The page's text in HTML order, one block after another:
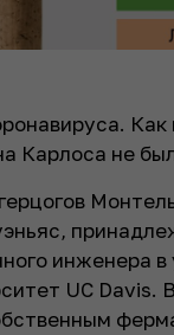
Карлоса не
инженера
UC Davis.